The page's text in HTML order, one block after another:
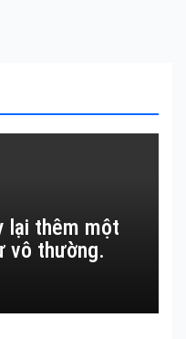
lại thêm một
vô thường.